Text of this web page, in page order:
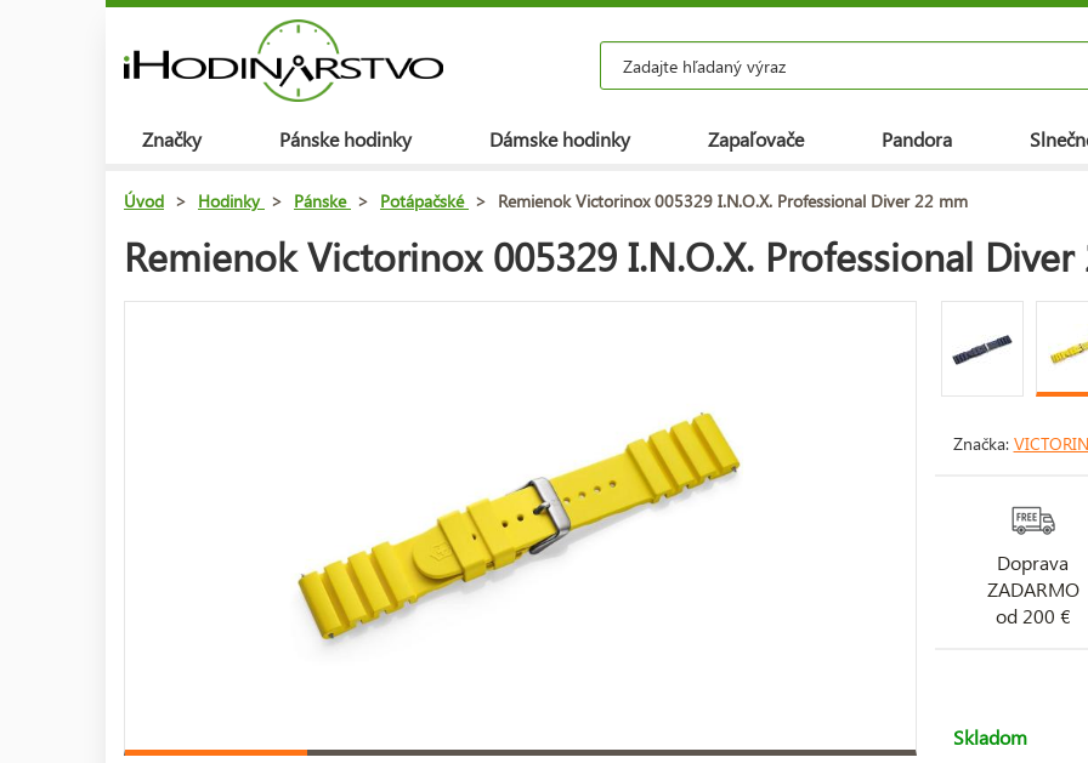
Značky Pánske hodinky Dámske hodinky Zapaľovače Pandora
Úvod > Hodinky > Pánske > Potápačské > Remienok Victorinox 005329 I.N.O.X. Professional Diver 22 mm
Remienok Victorinox 005329 I.N.O.X. Professional
Značka:
Doprava
ZADARMO
od 200 €
Skladom